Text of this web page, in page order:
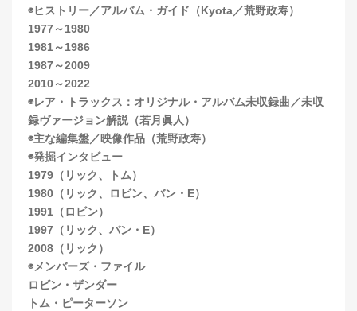
◉ヒストリー／アルバム・ガイド（Kyota／荒野政寿）
1977～1980
1981～1986
1987～2009
2010～2022
◉レア・トラックス：オリジナル・アルバム未収録曲／未収
録ヴァージョン解説（若月眞人）
◉主な編集盤／映像作品（荒野政寿）
◉発掘インタビュー
1979（リック、トム）
1980（リック、ロビン、バン・E）
1991（ロビン）
1997（リック、バン・E）
2008（リック）
◉メンバーズ・ファイル
ロビン・ザンダー
トム・ピーターソン